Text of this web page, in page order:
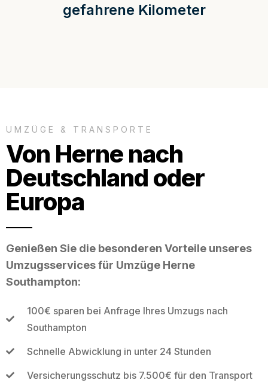
gefahrene Kilometer
UMZÜGE & TRANSPORTE
Von Herne nach
Deutschland oder
Europa
Genießen Sie die besonderen Vorteile unseres
Umzugsservices für Umzüge Herne
Southampton:
100€ sparen bei Anfrage Ihres Umzugs nach
Southampton
Schnelle Abwicklung in unter 24 Stunden
Versicherungsschutz bis 7.500€ für den Transport